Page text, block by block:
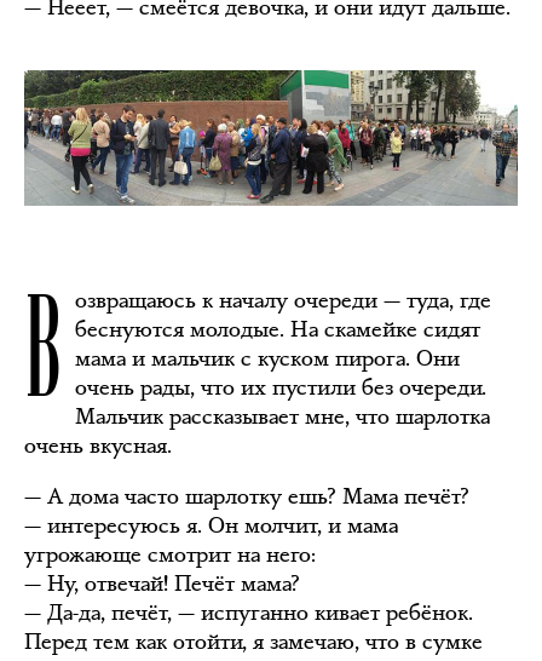
— Нееет, — смеётся девочка, и они идут дальше.
В озвращаюсь к началу очереди — туда, где
беснуются молодые. На скамейке сидят
мама и мальчик с куском пирога. Они
очень рады, что их пустили без очереди.
Мальчик рассказывает мне, что шарлотка
очень вкусная.
— А дома часто шарлотку ешь? Мама печёт?
— интересуюсь я. Он молчит, и мама
угрожающе смотрит на него:
— Ну, отвечай! Печёт мама?
— Да-да, печёт, — испуганно кивает ребёнок.
Перед тем как отойти, я замечаю, что в сумке